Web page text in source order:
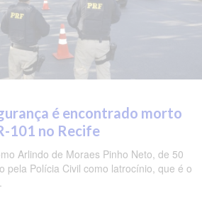
é encontrado morto
101 no Recife
Arlindo de Moraes Pinho Neto, de 50
pela Polícia Civil como latrocínio, que é o